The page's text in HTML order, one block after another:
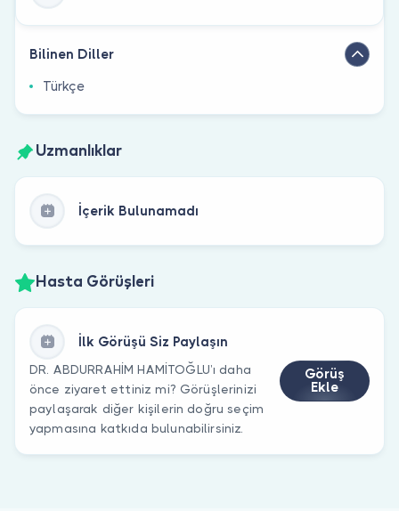
Bilinen Diller
Türkçe
Uzmanlıklar
İçerik Bulunamadı
Hasta Görüşleri
İlk Görüşü Siz Paylaşın
DR. ABDURRAHİM HAMİTOĞLU’ı daha
önce ziyaret ettiniz mi? Görüşlerinizi
paylaşarak diğer kişilerin doğru seçim
yapmasına katkıda bulunabilirsiniz.
Görüş
Ekle